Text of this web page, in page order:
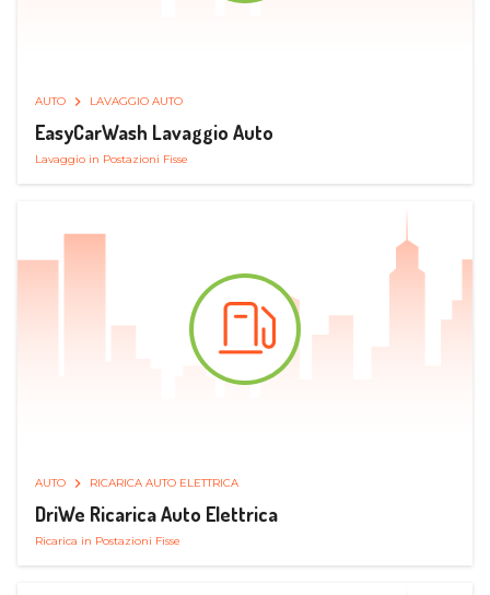
AUTO LAVAGGIO AUTO
EasyCarWash Lavaggio Auto
Lavaggio in Postazioni Fisse
AUTO RICARICA AUTO ELETTRICA
DriWe Ricarica Auto Elettrica
Ricarica in Postazioni Fisse